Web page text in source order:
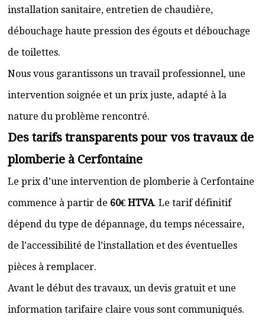
installation sanitaire, entretien de chaudière,
débouchage haute pression des égouts et débouchage
de toilettes.
Nous vous garantissons un travail professionnel, une
intervention soignée et un prix juste, adapté à la
nature du problème rencontré.
Des tarifs transparents pour vos travaux de
plomberie à Cerfontaine
Le prix d’une intervention de plomberie à Cerfontaine
commence à partir de 60€ HTVA. Le tarif définitif
dépend du type de dépannage, du temps nécessaire,
de l’accessibilité de l’installation et des éventuelles
pièces à remplacer.
Avant le début des travaux, un devis gratuit et une
information tarifaire claire vous sont communiqués.